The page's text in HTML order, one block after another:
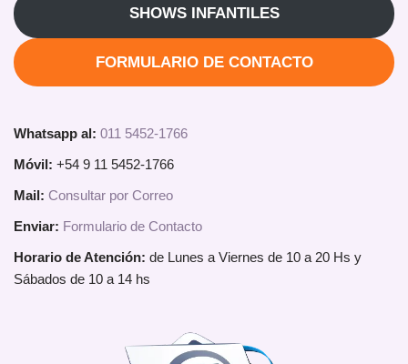
SHOWS INFANTILES
FORMULARIO DE CONTACTO
Whatsapp al: 011 5452-1766
Móvil: +54 9 11 5452-1766
Mail: Consultar por Correo
Enviar: Formulario de Contacto
Horario de Atención: de Lunes a Viernes de 10 a 20 Hs y
Sábados de 10 a 14 hs